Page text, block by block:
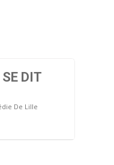
DIT
De Lille